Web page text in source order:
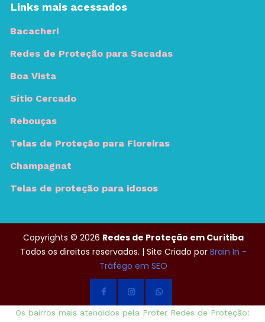
Links mais acessados
Bacacheri
Redes de Proteção para Sacadas
Boa Vista
Sítio Cercado
Rebouças
Telas de Proteção para Floreiras
Champagnat
Telas de proteção para idosos
Copyrights © 2026 Redes de Proteção em Curitiba
Todos os direitos reservados. | Site Criado por Brain In -
Tráfego em SEO
Os bairros mais atendidos pela Proter Redes de Proteção: